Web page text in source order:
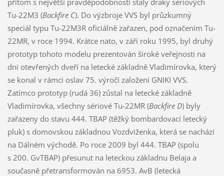
Tu-22M3 (Backfire C). Do výzbroje VVS byl průzkumný
speciál typu Tu-22M3R oficiálně zařazen, pod označením Tu-
22MR, v roce 1994. Krátce nato, v září roku 1995, byl druhý
prototyp tohoto modelu prezentován široké veřejnosti na
dni otevřených dveří na letecké základně Vladimírovka, který
se konal v rámci oslav 75. výročí založení GNIKI VVS.
Zatímco prototyp (rudá 36) zůstal na letecké základně
Vladimírovka, všechny sériové Tu-22MR (Backfire D) byly
zařazeny do stavu 444. TBAP (těžký bombardovací letecký
pluk) s domovskou základnou Vozdviženka, která se nachází
na Dálném východě. Po roce 2009 byl 444. TBAP (spolu
s 200. GvTBAP) přesunut na leteckou základnu Belaja a
současně přetransformován na 6953. AvB (letecká